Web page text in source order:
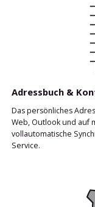
Adressbuch &
Das persönliches
Web, Outlook und auf
vollautomatische
Service.